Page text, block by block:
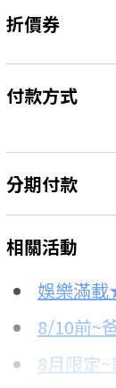
折價券
付款方式
分期付款
＊實際可分
信用卡分期
分期數
3期 0利
相關活動
娛樂滿
8/10前~
8月限定